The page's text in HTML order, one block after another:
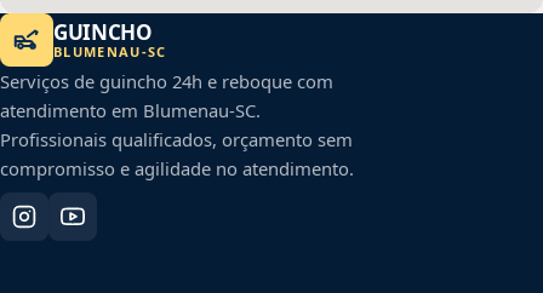
GUINCHO
BLUMENAU-SC
Serviços de guincho 24h e reboque com
atendimento em Blumenau-SC.
Profissionais qualificados, orçamento sem
compromisso e agilidade no atendimento.